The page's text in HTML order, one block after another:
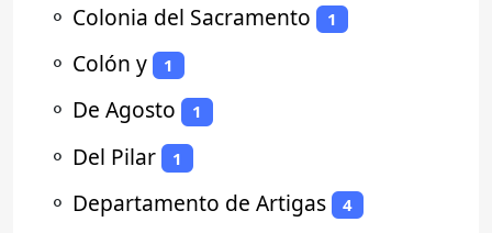
⚬ Colonia del Sacramento 1
⚬ Colón y 1
⚬ De Agosto 1
⚬ Del Pilar 1
⚬ Departamento de Artigas 4